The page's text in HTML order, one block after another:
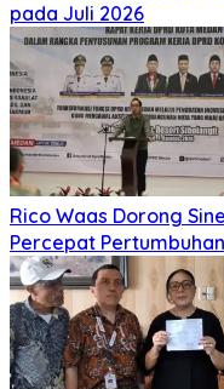
pada Juli 2026
Rico Waas Dorong
Percepat